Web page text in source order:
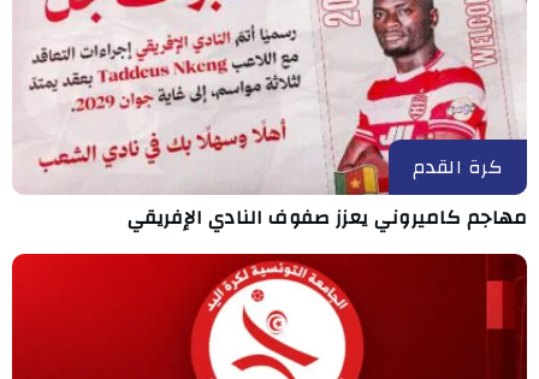
كرة القدم
مهاجم كاميروني يعزز صفوف النادي الإفريقي